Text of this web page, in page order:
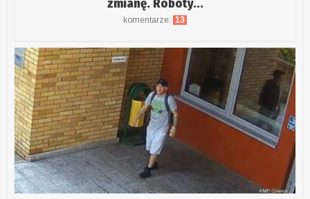
zmianę. Roboty...
komentarze: 13